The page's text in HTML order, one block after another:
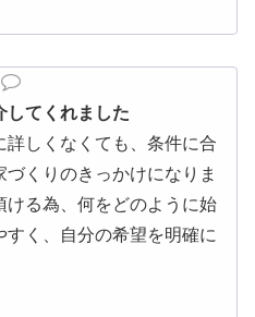
してくれました
しくなくても、条件に合
くりのきっかけになりま
ける為、何をどのように始
く、自分の希望を明確に